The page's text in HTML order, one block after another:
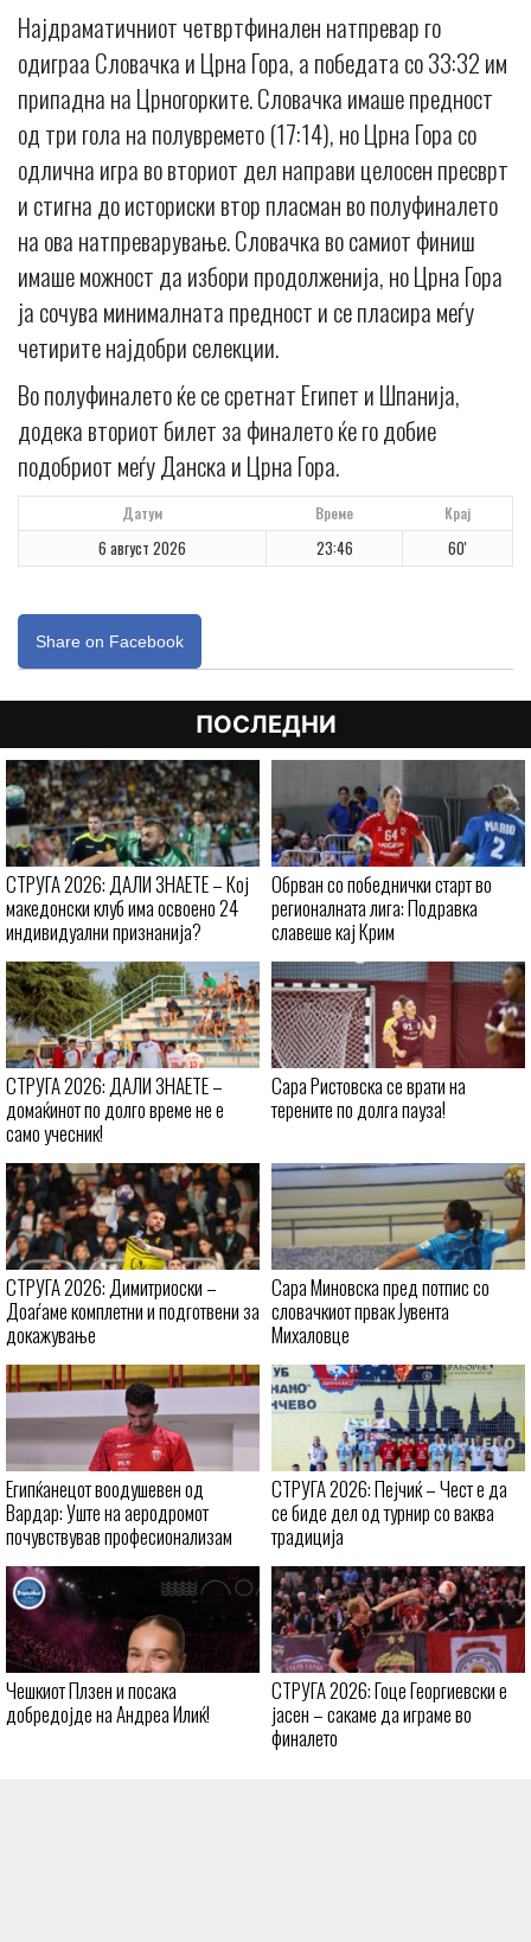
Најдраматичниот четвртфинален натпревар го
одиграа Словачка и Црна Гора, а победата со 33:32 им
припадна на Црногорките. Словачка имаше предност
од три гола на полувремето (17:14), но Црна Гора со
одлична игра во вториот дел направи целосен пресврт
и стигна до историски втор пласман во полуфиналето
на ова натпреварување. Словачка во самиот финиш
имаше можност да избори продолженија, но Црна Гора
ја сочува минималната предност и се пласира меѓу
четирите најдобри селекции.
Во полуфиналето ќе се сретнат Египет и Шпанија,
додека вториот билет за финалето ќе го добие
подобриот меѓу Данска и Црна Гора.
Датум Време Крај
6 август 2026 23:46 60'
Share on Facebook
ПОСЛЕДНИ
СТРУГА 2026: ДАЛИ ЗНАЕТЕ – Кој
македонски клуб има освоено 24
индивидуални признанија?
Обрван со победнички старт во
регионалната лига: Подравка
славеше кај Крим
СТРУГА 2026: ДАЛИ ЗНАЕТЕ –
домаќинот по долго време не е
само учесник!
Сара Ристовска се врати на
терените по долга пауза!
СТРУГА 2026: Димитриоски –
Доаѓаме комплетни и подготвени за
докажување
Сара Миновска пред потпис со
словачкиот првак Јувента
Михаловце
Египќанецот воодушевен од
Вардар: Уште на аеродромот
почувствував професионализам
СТРУГА 2026: Пејчиќ – Чест е да
се биде дел од турнир со ваква
традиција
Чешкиот Плзен и посака
добредојде на Андреа Илиќ!
СТРУГА 2026: Гоце Георгиевски е
јасен – сакаме да играме во
финалето